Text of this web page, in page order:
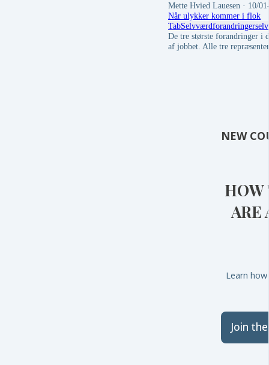
Mette Hvied Lauesen · 10/
Når ulykker kommer i flok
TabSelvværdforandringer
De tre største forandringer i
af jobbet. Alle tre
NEW
HOW
ARE
Learn
Join